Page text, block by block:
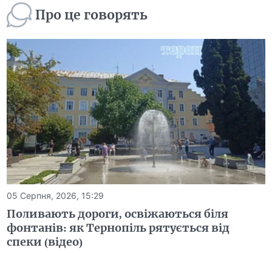
Про це говорять
05 Серпня, 2026, 15:29
Поливають дороги, освіжаються біля
фонтанів: як Тернопіль рятується від
спеки (відео)